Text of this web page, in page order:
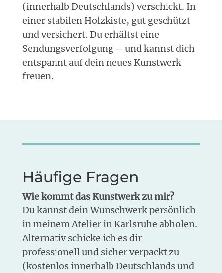
(innerhalb Deutschlands) verschickt. In
einer stabilen Holzkiste, gut geschützt
und versichert. Du erhältst eine
Sendungsverfolgung – und kannst dich
entspannt auf dein neues Kunstwerk
freuen.
Häufige Fragen
Wie kommt das Kunstwerk zu mir?
Du kannst dein Wunschwerk persönlich
in meinem Atelier in Karlsruhe abholen.
Alternativ schicke ich es dir
professionell und sicher verpackt zu
(kostenlos innerhalb Deutschlands und